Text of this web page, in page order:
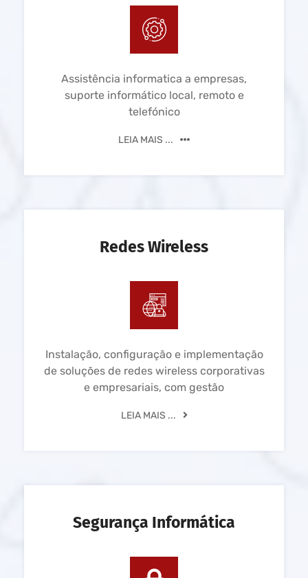
Assistência informatica a empresas,
suporte informático local, remoto e
telefónico
LEIA MAIS ...
Redes Wireless
Instalação, configuração e implementação
de soluções de redes wireless corporativas
e empresariais, com gestão
LEIA MAIS ...
Segurança Informática